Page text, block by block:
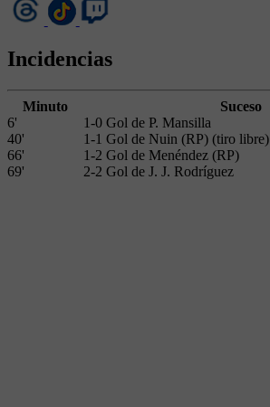
Incidencias
Minuto
Suceso
6'
1-0 Gol de P. Mansilla
40'
1-1 Gol de Nuin (RP) (tiro libre)
66'
1-2 Gol de Menéndez (RP)
69'
2-2 Gol de J. J. Rodríguez